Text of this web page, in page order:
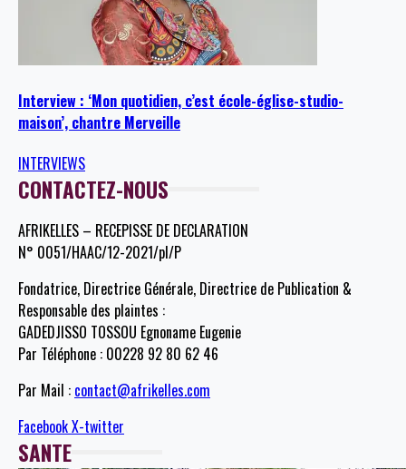
Interview : ‘Mon quotidien, c’est école-église-studio-
maison’, chantre Merveille
INTERVIEWS
CONTACTEZ-NOUS
AFRIKELLES – RECEPISSE DE DECLARATION
N° 0051/HAAC/12-2021/pl/P
Fondatrice, Directrice Générale, Directrice de Publication &
Responsable des plaintes :
GADEDJISSO TOSSOU Egnoname Eugenie
Par Téléphone : 00228 92 80 62 46
Par Mail : contact@afrikelles.com
FacebookX-twitter
SANTE